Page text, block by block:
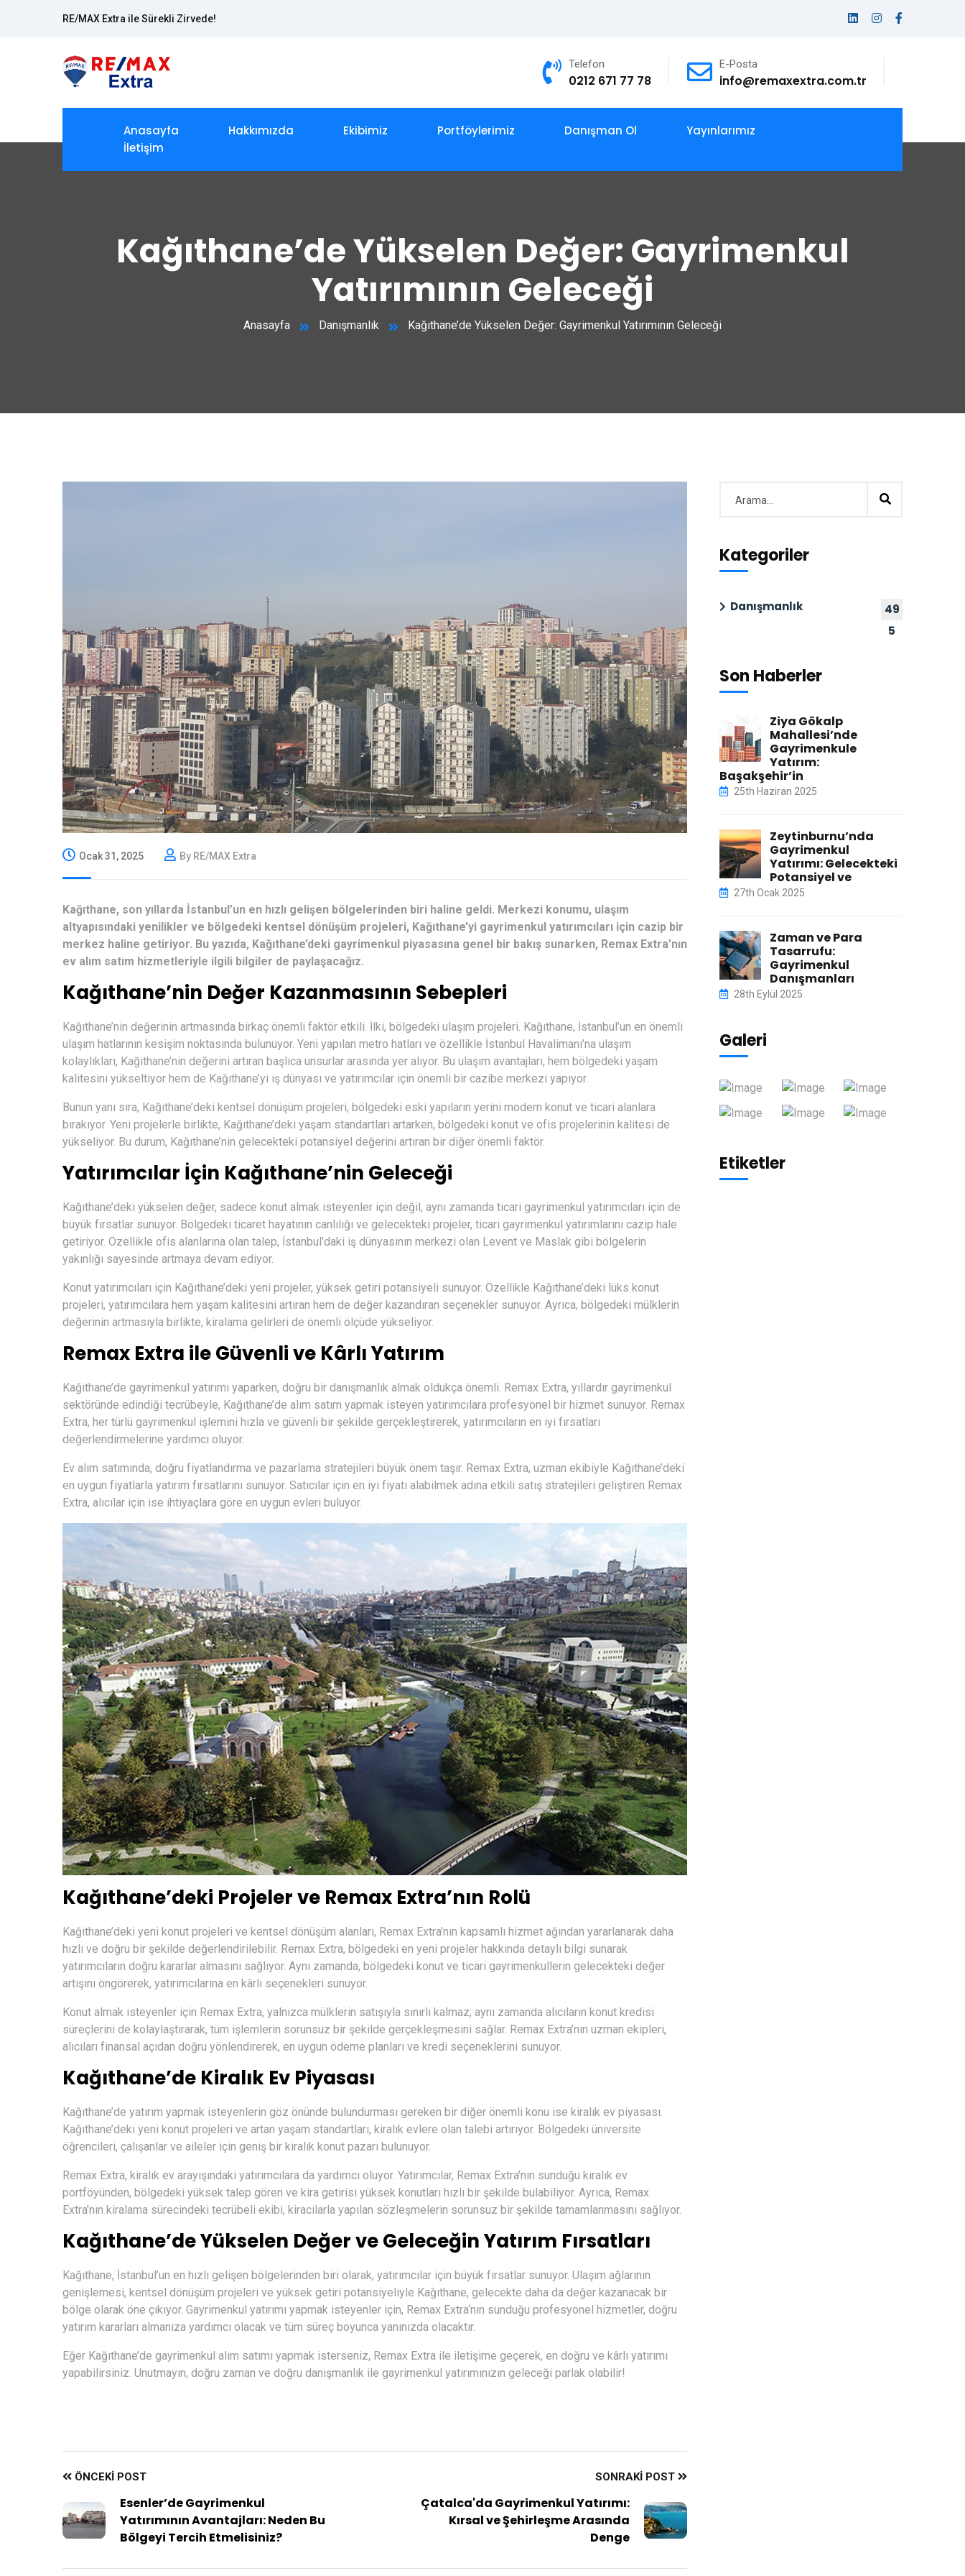
RE/MAX Extra ile Sürekli Zirvede!
Telefon
0212 671 77 78
E-Posta
info@remaxextra.com.tr
Anasayfa Hakkımızda Ekibimiz Portföylerimiz Danışman Ol
Yayınlarımız
İletişim
Kağıthane’de Yükselen Değer: Gayrimenkul
Yatırımının Geleceği
Anasayfa Danışmanlık Kağıthane’de Yükselen Değer: Gayrimenkul Yatırımının Geleceği
Ocak 31, 2025 By RE/MAX Extra
Kağıthane, son yıllarda İstanbul’un en hızlı gelişen bölgelerinden biri haline geldi. Merkezi konumu, ulaşım
altyapısındaki yenilikler ve bölgedeki kentsel dönüşüm projeleri, Kağıthane’yi gayrimenkul yatırımcıları için cazip bir
merkez haline getiriyor. Bu yazıda, Kağıthane’deki gayrimenkul piyasasına genel bir bakış sunarken, Remax Extra’nın
ev alım satım hizmetleriyle ilgili bilgiler de paylaşacağız.
Kağıthane’nin Değer Kazanmasının Sebepleri
Kağıthane’nin değerinin artmasında birkaç önemli faktör etkili. İlki, bölgedeki ulaşım projeleri. Kağıthane, İstanbul’un en önemli
ulaşım hatlarının kesişim noktasında bulunuyor. Yeni yapılan metro hatları ve özellikle İstanbul Havalimanı’na ulaşım
kolaylıkları, Kağıthane’nin değerini artıran başlıca unsurlar arasında yer alıyor. Bu ulaşım avantajları, hem bölgedeki yaşam
kalitesini yükseltiyor hem de Kağıthane’yi iş dünyası ve yatırımcılar için önemli bir cazibe merkezi yapıyor.
Bunun yanı sıra, Kağıthane’deki kentsel dönüşüm projeleri, bölgedeki eski yapıların yerini modern konut ve ticari alanlara
bırakıyor. Yeni projelerle birlikte, Kağıthane’deki yaşam standartları artarken, bölgedeki konut ve ofis projelerinin kalitesi de
yükseliyor. Bu durum, Kağıthane’nin gelecekteki potansiyel değerini artıran bir diğer önemli faktör.
Yatırımcılar İçin Kağıthane’nin Geleceği
Kağıthane’deki yükselen değer, sadece konut almak isteyenler için değil, aynı zamanda ticari gayrimenkul yatırımcıları için de
büyük fırsatlar sunuyor. Bölgedeki ticaret hayatının canlılığı ve gelecekteki projeler, ticari gayrimenkul yatırımlarını cazip hale
getiriyor. Özellikle ofis alanlarına olan talep, İstanbul’daki iş dünyasının merkezi olan Levent ve Maslak gibi bölgelerin
yakınlığı sayesinde artmaya devam ediyor.
Konut yatırımcıları için Kağıthane’deki yeni projeler, yüksek getiri potansiyeli sunuyor. Özellikle Kağıthane’deki lüks konut
projeleri, yatırımcılara hem yaşam kalitesini artıran hem de değer kazandıran seçenekler sunuyor. Ayrıca, bölgedeki mülklerin
değerinin artmasıyla birlikte, kiralama gelirleri de önemli ölçüde yükseliyor.
Remax Extra ile Güvenli ve Kârlı Yatırım
Kağıthane’de gayrimenkul yatırımı yaparken, doğru bir danışmanlık almak oldukça önemli. Remax Extra, yıllardır gayrimenkul
sektöründe edindiği tecrübeyle, Kağıthane’de alım satım yapmak isteyen yatırımcılara profesyonel bir hizmet sunuyor. Remax
Extra, her türlü gayrimenkul işlemini hızla ve güvenli bir şekilde gerçekleştirerek, yatırımcıların en iyi fırsatları
değerlendirmelerine yardımcı oluyor.
Ev alım satımında, doğru fiyatlandırma ve pazarlama stratejileri büyük önem taşır. Remax Extra, uzman ekibiyle Kağıthane’deki
en uygun fiyatlarla yatırım fırsatlarını sunuyor. Satıcılar için en iyi fiyatı alabilmek adına etkili satış stratejileri geliştiren Remax
Extra, alıcılar için ise ihtiyaçlara göre en uygun evleri buluyor.
Kağıthane’deki Projeler ve Remax Extra’nın Rolü
Kağıthane’deki yeni konut projeleri ve kentsel dönüşüm alanları, Remax Extra’nın kapsamlı hizmet ağından yararlanarak daha
hızlı ve doğru bir şekilde değerlendirilebilir. Remax Extra, bölgedeki en yeni projeler hakkında detaylı bilgi sunarak
yatırımcıların doğru kararlar almasını sağlıyor. Aynı zamanda, bölgedeki konut ve ticari gayrimenkullerin gelecekteki değer
artışını öngörerek, yatırımcılarına en kârlı seçenekleri sunuyor.
Konut almak isteyenler için Remax Extra, yalnızca mülklerin satışıyla sınırlı kalmaz; aynı zamanda alıcıların konut kredisi
süreçlerini de kolaylaştırarak, tüm işlemlerin sorunsuz bir şekilde gerçekleşmesini sağlar. Remax Extra’nın uzman ekipleri,
alıcıları finansal açıdan doğru yönlendirerek, en uygun ödeme planları ve kredi seçeneklerini sunuyor.
Kağıthane’de Kiralık Ev Piyasası
Kağıthane’de yatırım yapmak isteyenlerin göz önünde bulundurması gereken bir diğer önemli konu ise kiralık ev piyasası.
Kağıthane’deki yeni konut projeleri ve artan yaşam standartları, kiralık evlere olan talebi artırıyor. Bölgedeki üniversite
öğrencileri, çalışanlar ve aileler için geniş bir kiralık konut pazarı bulunuyor.
Remax Extra, kiralık ev arayışındaki yatırımcılara da yardımcı oluyor. Yatırımcılar, Remax Extra’nın sunduğu kiralık ev
portföyünden, bölgedeki yüksek talep gören ve kira getirisi yüksek konutları hızlı bir şekilde bulabiliyor. Ayrıca, Remax
Extra’nın kiralama sürecindeki tecrübeli ekibi, kiracılarla yapılan sözleşmelerin sorunsuz bir şekilde tamamlanmasını sağlıyor.
Kağıthane’de Yükselen Değer ve Geleceğin Yatırım Fırsatları
Kağıthane, İstanbul’un en hızlı gelişen bölgelerinden biri olarak, yatırımcılar için büyük fırsatlar sunuyor. Ulaşım ağlarının
genişlemesi, kentsel dönüşüm projeleri ve yüksek getiri potansiyeliyle Kağıthane, gelecekte daha da değer kazanacak bir
bölge olarak öne çıkıyor. Gayrimenkul yatırımı yapmak isteyenler için, Remax Extra‘nın sunduğu profesyonel hizmetler, doğru
yatırım kararları almanıza yardımcı olacak ve tüm süreç boyunca yanınızda olacaktır.
Eğer Kağıthane’de gayrimenkul alım satımı yapmak isterseniz, Remax Extra ile iletişime geçerek, en doğru ve kârlı yatırımı
yapabilirsiniz. Unutmayın, doğru zaman ve doğru danışmanlık ile gayrimenkul yatırımınızın geleceği parlak olabilir!
ÖNCEKI POST
Esenler’de Gayrimenkul
Yatırımının Avantajları: Neden Bu
Bölgeyi Tercih Etmelisiniz?
SONRAKI POST
Çatalca'da Gayrimenkul Yatırımı:
Kırsal ve Şehirleşme Arasında
Denge
Kategoriler
Danışmanlık
49
5
Son Haberler
Ziya Gökalp
Mahallesi’nde
Gayrimenkule
Yatırım:
Başakşehir’in
25th Haziran 2025
Zeytinburnu’nda
Gayrimenkul
Yatırımı: Gelecekteki
Potansiyel ve
27th Ocak 2025
Zaman ve Para
Tasarrufu:
Gayrimenkul
Danışmanları
28th Eylül 2025
Galeri
Etiketler